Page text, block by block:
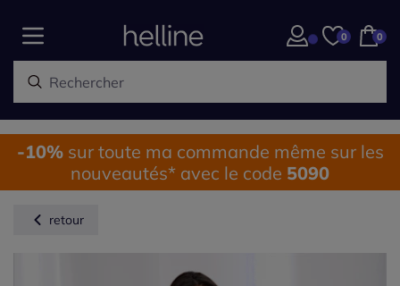
0 0
-10%sur toute ma commande même sur les
nouveautés* avec le code 5090
retour